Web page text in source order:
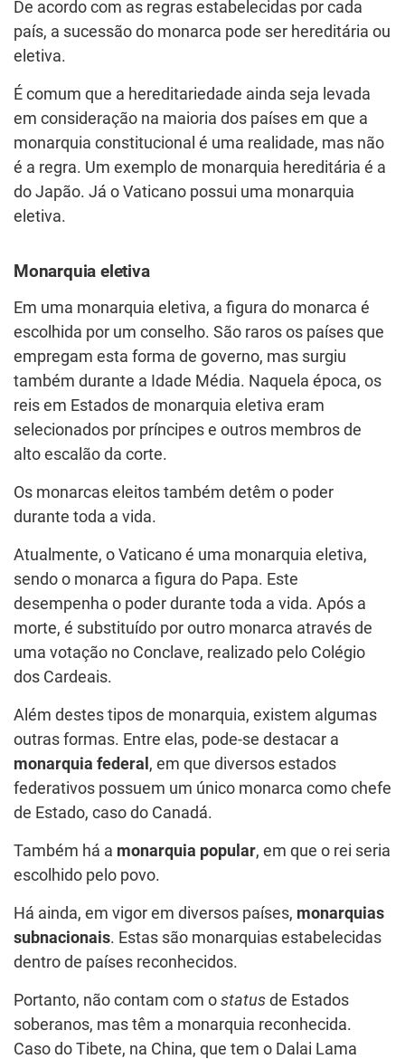
De acordo com as regras estabelecidas por cada
país, a sucessão do monarca pode ser hereditária ou
eletiva.
É comum que a hereditariedade ainda seja levada
em consideração na maioria dos países em que a
monarquia constitucional é uma realidade, mas não
é a regra. Um exemplo de monarquia hereditária é a
do Japão. Já o Vaticano possui uma monarquia
eletiva.
Monarquia eletiva
Em uma monarquia eletiva, a figura do monarca é
escolhida por um conselho. São raros os países que
empregam esta forma de governo, mas surgiu
também durante a Idade Média. Naquela época, os
reis em Estados de monarquia eletiva eram
selecionados por príncipes e outros membros de
alto escalão da corte.
Os monarcas eleitos também detêm o poder
durante toda a vida.
Atualmente, o Vaticano é uma monarquia eletiva,
sendo o monarca a figura do Papa. Este
desempenha o poder durante toda a vida. Após a
morte, é substituído por outro monarca através de
uma votação no Conclave, realizado pelo Colégio
dos Cardeais.
Além destes tipos de monarquia, existem algumas
outras formas. Entre elas, pode-se destacar a
monarquia federal , em que diversos estados
federativos possuem um único monarca como chefe
de Estado, caso do Canadá.
Também há a monarquia popular, em que o rei seria
escolhido pelo povo.
Há ainda, em vigor em diversos países, monarquias
subnacionais. Estas são monarquias estabelecidas
dentro de países reconhecidos.
Portanto, não contam com o status de Estados
soberanos, mas têm a monarquia reconhecida.
Caso do Tibete, na China, que tem o Dalai Lama